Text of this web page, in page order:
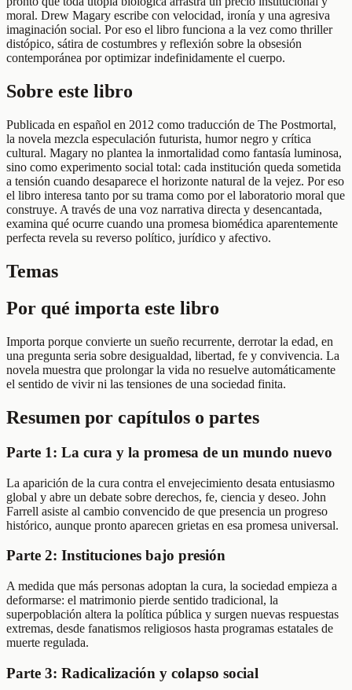
moral. Drew Magary escribe con velocidad, ironía y una agresiva
imaginación social. Por eso el libro funciona a la vez como thriller
distópico, sátira de costumbres y reflexión sobre la obsesión
contemporánea por optimizar indefinidamente el cuerpo.
Sobre este libro
Publicada en español en 2012 como traducción de The Postmortal,
la novela mezcla especulación futurista, humor negro y crítica
cultural. Magary no plantea la inmortalidad como fantasía luminosa,
sino como experimento social total: cada institución queda sometida
a tensión cuando desaparece el horizonte natural de la vejez. Por eso
el libro interesa tanto por su trama como por el laboratorio moral que
construye. A través de una voz narrativa directa y desencantada,
examina qué ocurre cuando una promesa biomédica aparentemente
perfecta revela su reverso político, jurídico y afectivo.
Temas
Por qué importa este libro
Importa porque convierte un sueño recurrente, derrotar la edad, en
una pregunta seria sobre desigualdad, libertad, fe y convivencia. La
novela muestra que prolongar la vida no resuelve automáticamente
el sentido de vivir ni las tensiones de una sociedad finita.
Resumen por capítulos o partes
Parte 1: La cura y la promesa de un mundo nuevo
La aparición de la cura contra el envejecimiento desata entusiasmo
global y abre un debate sobre derechos, fe, ciencia y deseo. John
Farrell asiste al cambio convencido de que presencia un progreso
histórico, aunque pronto aparecen grietas en esa promesa universal.
Parte 2: Instituciones bajo presión
A medida que más personas adoptan la cura, la sociedad empieza a
deformarse: el matrimonio pierde sentido tradicional, la
superpoblación altera la política pública y surgen nuevas respuestas
extremas, desde fanatismos religiosos hasta programas estatales de
muerte regulada.
Parte 3: Radicalización y colapso social